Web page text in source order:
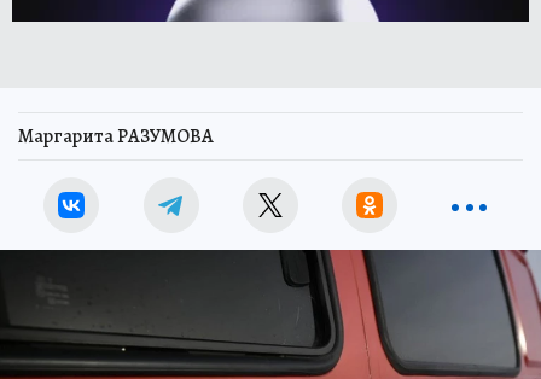
Маргарита РАЗУМОВА